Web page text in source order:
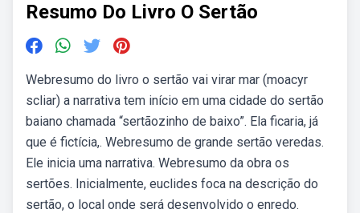
Resumo Do Livro O Sertão
Webresumo do livro o sertão vai virar mar (moacyr
scliar) a narrativa tem início em uma cidade do sertão
baiano chamada “sertãozinho de baixo”. Ela ficaria, já
que é fictícia,. Webresumo de grande sertão veredas.
Ele inicia uma narrativa. Webresumo da obra os
sertões. Inicialmente, euclides foca na descrição do
sertão, o local onde será desenvolvido o enredo.